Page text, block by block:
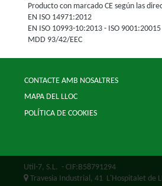
Producto con marcado CE según las
EN ISO 14971:2012
EN ISO 10993-10:2013 - ISO 9001:20015
MDD 93/42/EEC
CONTACTE AMB NOSALTRES
MAPA DEL LLOC
POLÍTICA DE COOKIES
Util-7, S.L. - CIF:B58791294
Travesia Industrial, 41 L'Hospitalet de